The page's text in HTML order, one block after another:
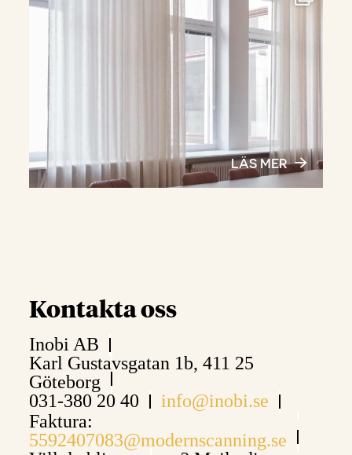
LÄS MER
Kontakta oss
Inobi AB
Karl Gustavsgatan 1b, 411 25
Göteborg
031-380 20 40
info@inobi.se
Faktura:
5592407083@modernscanning.se